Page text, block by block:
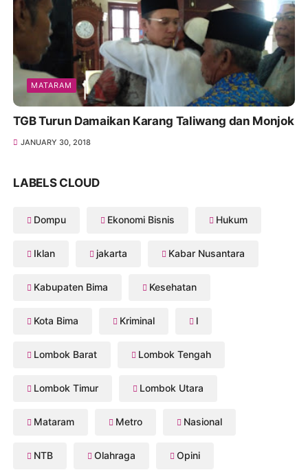
MATARAM
TGB Turun Damaikan Karang Taliwang dan Monjok
JANUARY 30, 2018
LABELS CLOUD
Dompu Ekonomi Bisnis Hukum
Iklan jakarta Kabar Nusantara
Kabupaten Bima Kesehatan
Kota Bima Kriminal l
Lombok Barat Lombok Tengah
Lombok Timur Lombok Utara
Mataram Metro Nasional
NTB Olahraga Opini